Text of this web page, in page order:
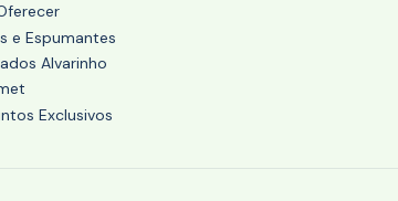
e Espumantes
Alvarinho
Exclusivos